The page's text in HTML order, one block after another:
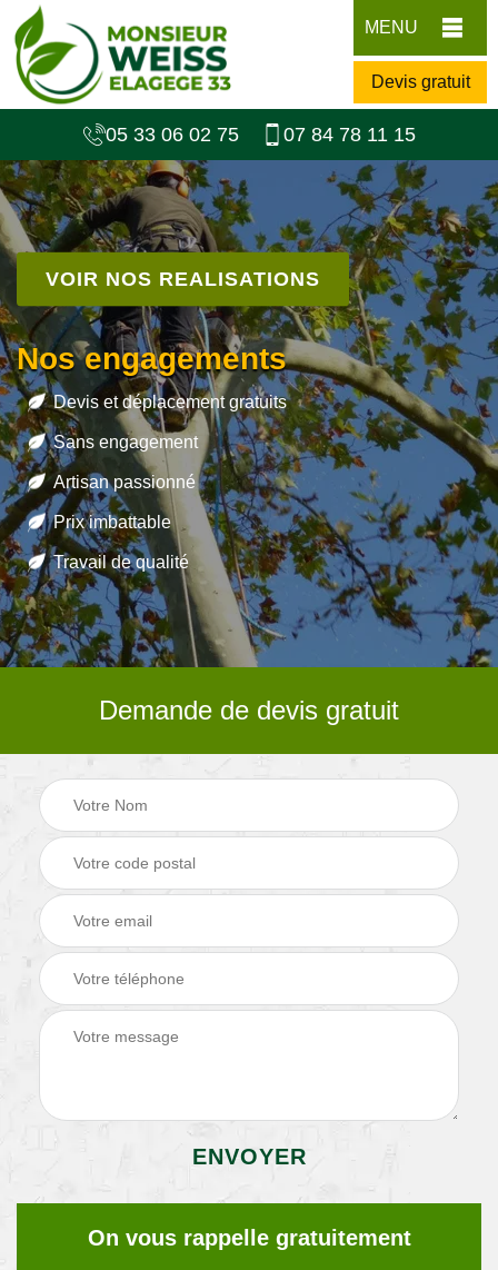
MENU
Devis gratuit
05 33 06 02 75 07 84 78 11 15
VOIR NOS REALISATIONS
Nos engagements
Devis et déplacement gratuits
Sans engagement
Artisan passionné
Prix imbattable
Travail de qualité
Demande de devis gratuit
On vous rappelle gratuitement